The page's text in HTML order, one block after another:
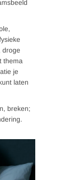
droge
thema
je
laten
breken;